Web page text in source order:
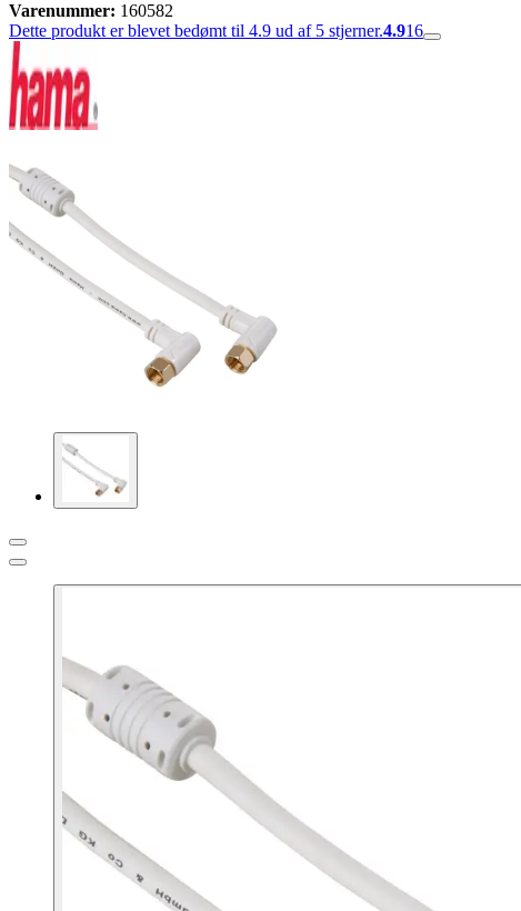
Varenummer: 160582
Dette produkt er blevet bedømt til 4.9 ud af 5 stjerner.4.916